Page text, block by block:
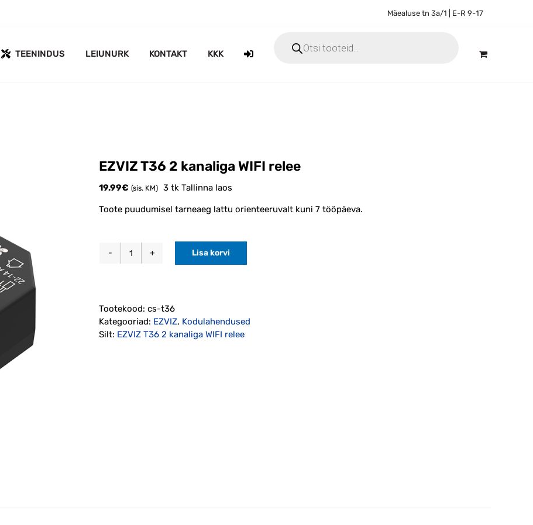
Mäealuse tn 3a/1 | E-R 9-17
TEENINDUS LEIUNURK KONTAKT KKK
search
EZVIZ T36 2 kanaliga WIFI relee
19.99€ (sis. KM) 3 tk Tallinna laos
Toote puudumisel tarneaeg lattu orienteeruvalt kuni 7 tööpäeva.
EZVIZ
WIFI
relee
kogus
Lisa korvi
Tootekood: cs-t36
Kategooriad: EZVIZ, Kodulahendused
Silt: EZVIZ T36 2 kanaliga WIFI relee